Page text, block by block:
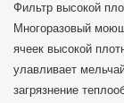
Фильтр высокой
Многоразовый
ячеек высокой
улавливает
загрязнение